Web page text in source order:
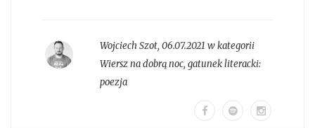
Wojciech Szot, 06.07.2021 w kategorii
Wiersz na dobrą noc, gatunek literacki:
poezja